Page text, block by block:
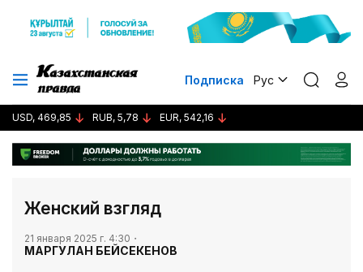
Подписка Рус
USD, 469,85 RUB, 5,78 EUR, 542,16
Женский взгляд
21 января 2025 г. 4:30
МАРГУЛАН БЕЙСЕКЕНОВ